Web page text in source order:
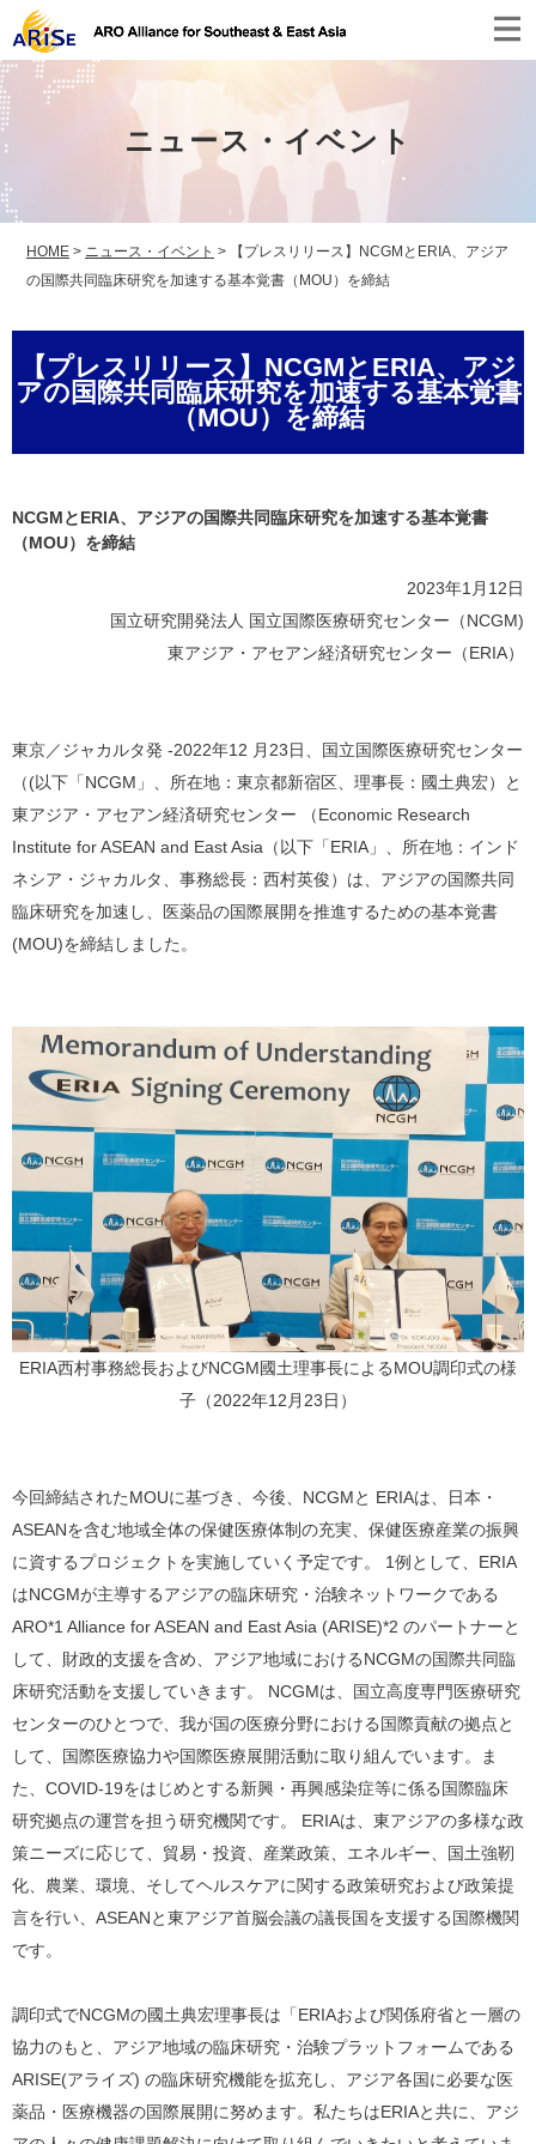
ニュース・イベント
HOME > ニュース・イベント >
【プレスリリース】NCGMとERIA、アジア
の国際共同臨床研究を加速する基本覚書（MOU）を締結
【プレスリリース】NCGMとERIA、アジ
アの国際共同臨床研究を加速する基本覚書
（MOU）を締結
NCGMとERIA、アジアの国際共同臨床研究を加速する基本覚書
（MOU）を締結
2023年1月12日
国立研究開発法人 国立国際医療研究センター（NCGM)
東アジア・アセアン経済研究センター（ERIA）
東京／ジャカルタ発 -2022年12 月23日、国立国際医療研究センター
（(以下「NCGM」、所在地：東京都新宿区、理事長：國土典宏）と
東アジア・アセアン経済研究センター （Economic Research
Institute for ASEAN and East Asia（以下「ERIA」、所在地：インド
ネシア・ジャカルタ、事務総長：西村英俊）は、アジアの国際共同
臨床研究を加速し、医薬品の国際展開を推進するための基本覚書
(MOU)を締結しました。
ERIA西村事務総長およびNCGM國土理事長によるMOU調印式の様
子（2022年12月23日）
今回締結されたMOUに基づき、今後、NCGMと ERIAは、日本・
ASEANを含む地域全体の保健医療体制の充実、保健医療産業の振興
に資するプロジェクトを実施していく予定です。 1例として、ERIA
はNCGMが主導するアジアの臨床研究・治験ネットワークである
ARO*1 Alliance for ASEAN and East Asia (ARISE)*2 のパートナーと
して、財政的支援を含め、アジア地域におけるNCGMの国際共同臨
床研究活動を支援していきます。 NCGMは、国立高度専門医療研究
センターのひとつで、我が国の医療分野における国際貢献の拠点と
して、国際医療協力や国際医療展開活動に取り組んでいます。ま
た、COVID-19をはじめとする新興・再興感染症等に係る国際臨床
研究拠点の運営を担う研究機関です。 ERIAは、東アジアの多様な政
策ニーズに応じて、貿易・投資、産業政策、エネルギー、国土強靭
化、農業、環境、そしてヘルスケアに関する政策研究および政策提
言を行い、ASEANと東アジア首脳会議の議長国を支援する国際機関
です。
調印式でNCGMの國土典宏理事長は「ERIAおよび関係府省と一層の
協力のもと、アジア地域の臨床研究・治験プラットフォームである
ARISE(アライズ) の臨床研究機能を拡充し、アジア各国に必要な医
薬品・医療機器の国際展開に努めます。私たちはERIAと共に、アジ